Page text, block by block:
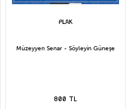
Müzeyyen Senar - Söyleyin Güneşe
800 TL